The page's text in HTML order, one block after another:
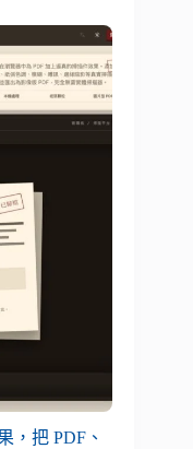
，把 PDF、